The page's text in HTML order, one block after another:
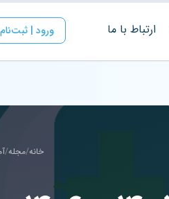
ارتباط با ‌ما ورود | ثبت‌نام
خانه/مجله/